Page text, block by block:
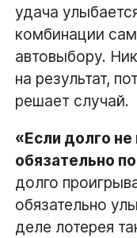
удача
комбинации
автовыбору.
на результат,
решает случай.
«Если долго
обязательно
долго
обязательно
деле лотерея